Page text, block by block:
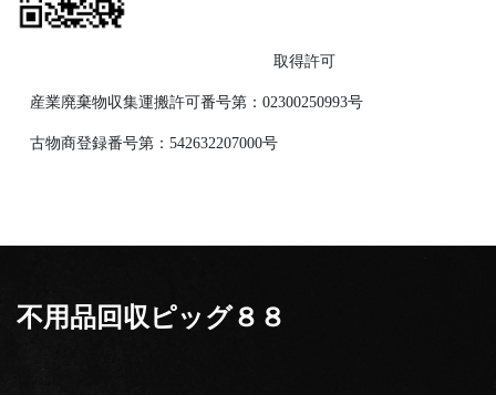
取得許可
産業廃棄物収集運搬許可番号第：02300250993号
古物商登録番号第：542632207000号
不用品回収ピッグ８８